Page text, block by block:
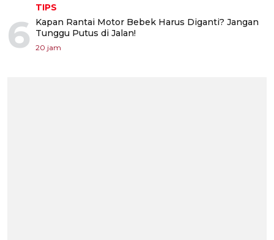
6
TIPS
Kapan Rantai Motor Bebek Harus Diganti? Jangan
Tunggu Putus di Jalan!
20 jam